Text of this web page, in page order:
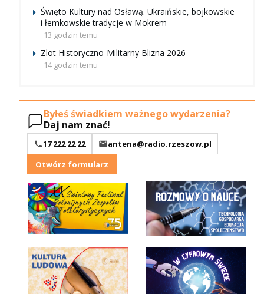
Święto Kultury nad Osławą. Ukraińskie, bojkowskie
i łemkowskie tradycje w Mokrem
13 godzin temu
Zlot Historyczno-Militarny Blizna 2026
14 godzin temu
Byłeś świadkiem ważnego wydarzenia?
Daj nam znać!
17 222 22 22
antena@radio.rzeszow.pl
Otwórz formularz